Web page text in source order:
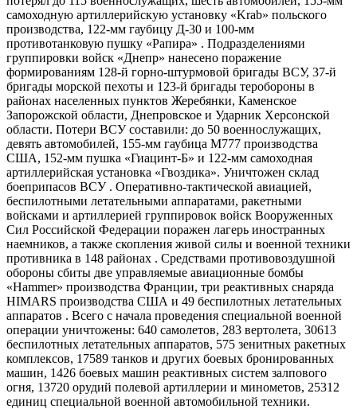
самоходную артиллерийскую установку «Krab» польского
производства, 122-мм гаубицу Д-30 и 100-мм
противотанковую пушку «Рапира» . Подразделениями
группировки войск «Днепр» нанесено поражение
формированиям 128-й горно-​штурмовой бригады ВСУ, 37-й
бригады морской пехоты и 123-й бригады теробороны в
районах населенных пунктов Жеребянки, Каменское
Запорожской области, Днепровское и Ударник Херсонской
области. Потери ВСУ составили: до 50 военнослужащих,
девять автомобилей, 155-мм гаубица М777 производства
США, 152-мм пушка «Гиацинт-​Б» и 122-мм самоходная
артиллерийская установка «Гвоздика». Уничтожен склад
боеприпасов ВСУ . Оперативно-​тактической авиацией,
беспилотными летательными аппаратами, ракетными
войсками и артиллерией группировок войск Вооруженных
Сил Российской Федерации поражен лагерь иностранных
наемников, а также скопления живой силы и военной техники
противника в 148 районах . Средствами противовоздушной
обороны сбиты две управляемые авиационные бомбы
«Hammer» производства Франции, три реактивных снаряда
HIMARS производства США и 49 беспилотных летательных
аппаратов . Всего с начала проведения специальной военной
операции уничтожены: 640 самолетов, 283 вертолета, 30613
беспилотных летательных аппаратов, 575 зенитных ракетных
комплексов, 17589 танков и других боевых бронированных
машин, 1426 боевых машин реактивных систем залпового
огня, 13720 орудий полевой артиллерии и минометов, 25312
единиц специальной военной автомобильной техники.